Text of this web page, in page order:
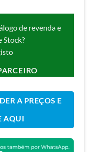
de revenda e
Stock?
A PREÇOS E
AQUI